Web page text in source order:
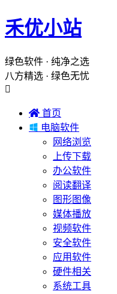
禾优小站
绿色软件 · 纯净之选
八方精选 · 绿色无忧

 首页
 电脑软件
网络浏览
上传下载
办公软件
阅读翻译
图形图像
媒体播放
视频软件
安全软件
应用软件
硬件相关
系统工具